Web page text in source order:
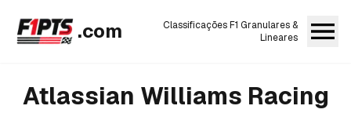
.com
Classificações F1 Granulares &
Lineares
Atlassian Williams Racing